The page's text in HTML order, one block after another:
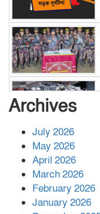
Archives
July 2026
May 2026
April 2026
March 2026
February 2026
January 2026